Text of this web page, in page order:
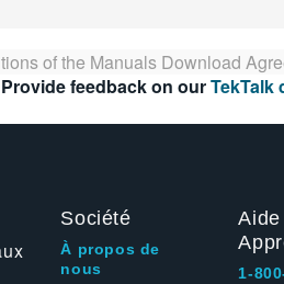
of the Manuals Download
feedback on ourTekTalk
Société
À propos de
nous
1-